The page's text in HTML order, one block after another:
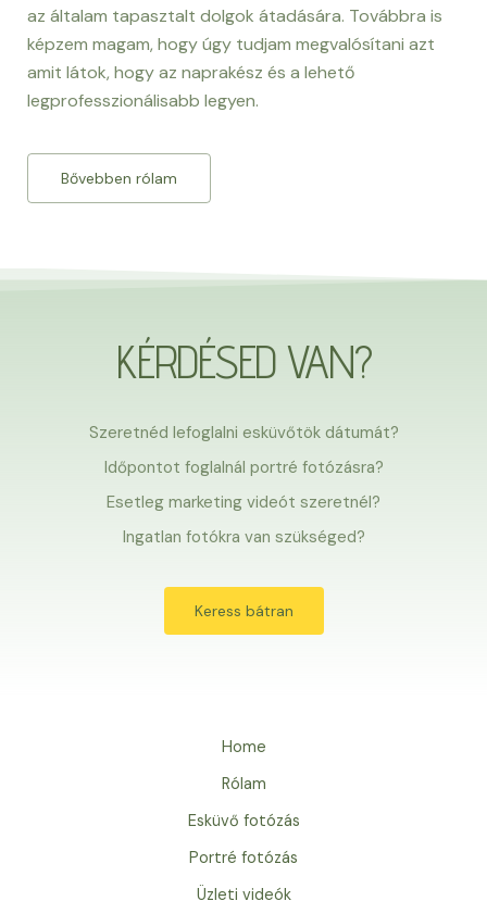
az általam tapasztalt dolgok átadására. Továbbra is
képzem magam, hogy úgy tudjam megvalósítani azt
amit látok, hogy az naprakész és a lehető
legprofesszionálisabb legyen.
Bővebben rólam
KÉRDÉSED VAN?
Szeretnéd lefoglalni esküvőtök dátumát?
Időpontot foglalnál portré fotózásra?
Esetleg marketing videót szeretnél?
Ingatlan fotókra van szükséged?
Keress bátran
Home
Rólam
Esküvő fotózás
Portré fotózás
Üzleti videók